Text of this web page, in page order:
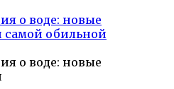
о воде: новые
самой обильной
о воде: новые